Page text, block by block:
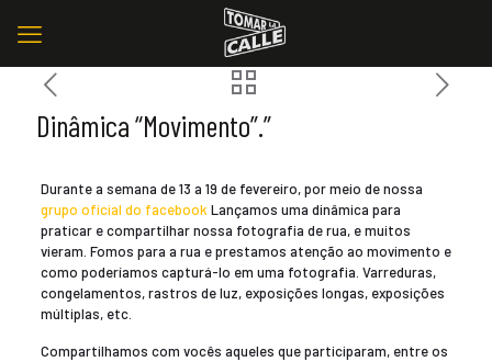
Dinâmica “Movimento”.”
Durante a semana de 13 a 19 de fevereiro, por meio de nossa
grupo oficial do facebook Lançamos uma dinâmica para
praticar e compartilhar nossa fotografia de rua, e muitos
vieram. Fomos para a rua e prestamos atenção ao movimento e
como poderíamos capturá-lo em uma fotografia. Varreduras,
congelamentos, rastros de luz, exposições longas, exposições
múltiplas, etc.
Compartilhamos com vocês aqueles que participaram, entre os